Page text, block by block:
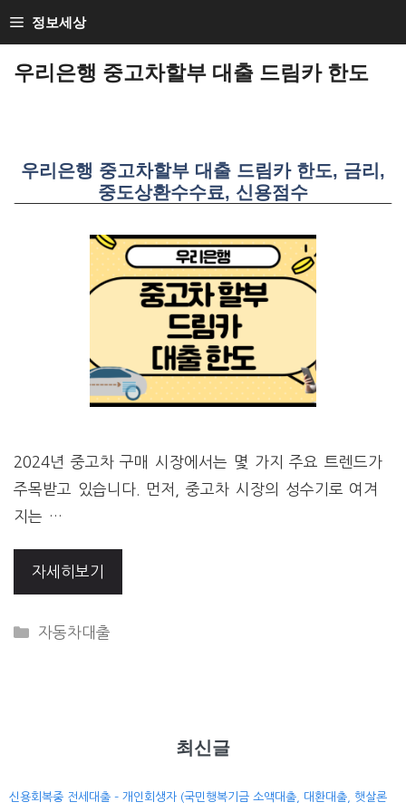
CONTENT
정보세상
우리은행 중고차할부 대출 드림카 한도
우리은행 중고차할부 대출 드림카 한도, 금리,
중도상환수수료, 신용점수
2024년 중고차 구매 시장에서는 몇 가지 주요 트렌드가
주목받고 있습니다. 먼저, 중고차 시장의 성수기로 여겨
지는 …
자세히보기
CATEGORIES
자동차대출
최신글
신용회복중 전세대출 – 개인회생자 (국민행복기금 소액대출, 대환대출, 햇살론